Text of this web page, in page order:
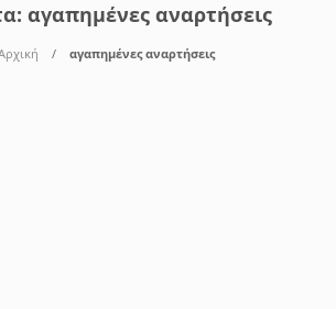
αγαπημένες αναρτήσεις
αγαπημένες αναρτήσεις